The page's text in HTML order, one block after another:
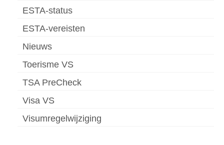
ESTA-status
ESTA-vereisten
Nieuws
Toerisme VS
TSA PreCheck
Visa VS
Visumregelwijziging